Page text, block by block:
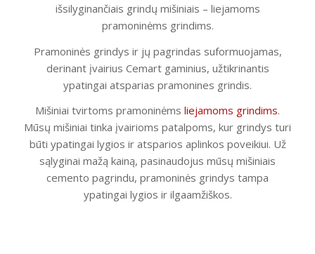
išsilyginančiais grindų mišiniais – liejamoms
pramoninėms grindims.
Pramoninės grindys ir jų pagrindas suformuojamas,
derinant įvairius Cemart gaminius, užtikrinantis
ypatingai atsparias pramonines grindis.
Mišiniai tvirtoms pramoninėms liejamoms grindims.
Mūsų mišiniai tinka įvairioms patalpoms, kur grindys turi
būti ypatingai lygios ir atsparios aplinkos poveikiui. Už
sąlyginai mažą kainą, pasinaudojus mūsų mišiniais
cemento pagrindu, pramoninės grindys tampa
ypatingai lygios ir ilgaamžiškos.